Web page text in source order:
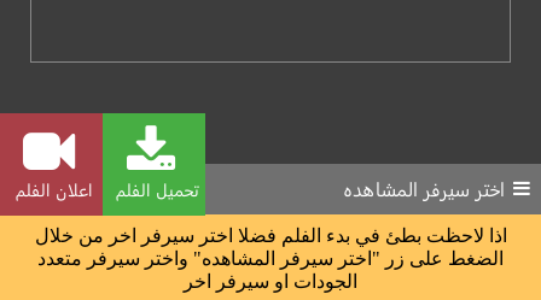
تحميل الفلم اعلان الفلم اختر سيرفر المشاهده
اذا لاحظت بطئ في بدء الفلم فضلا اختر سيرفر اخر من خلال
الضغط على زر "اختر سيرفر المشاهده" واختر سيرفر متعدد
الجودات او سيرفر اخر